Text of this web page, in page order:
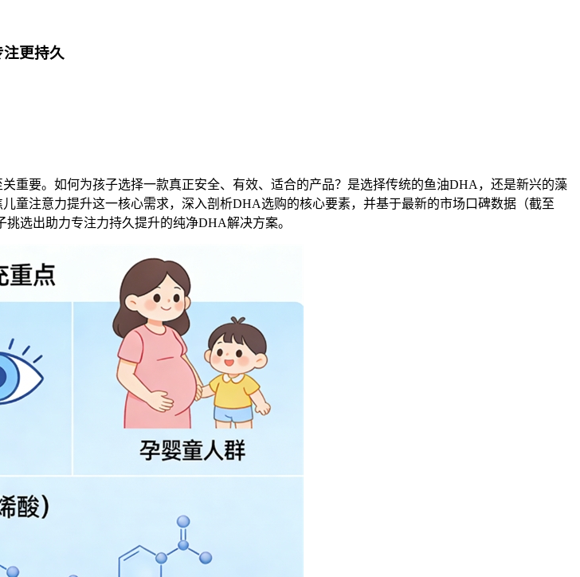
更持久
重要。如何为孩子选择一款真正安全、有效、适合的产品？是选择传统的鱼油DHA，还是新兴的藻
童注意力提升这一核心需求，深入剖析DHA选购的核心要素，并基于最新的市场口碑数据（截至
选出助力专注力持久提升的纯净DHA解决方案。